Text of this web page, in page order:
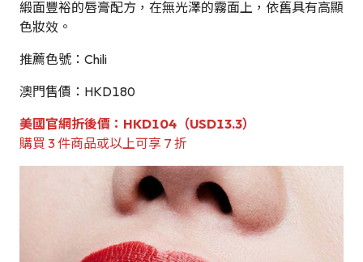
緞面豐裕的唇膏配方，在無光澤的霧面上，依舊具有高顯
色妝效。
推薦色號：Chili
澳門售價：HKD180
美國官網折後價：HKD104（USD13.3）
購買 3 件商品或以上可享 7 折